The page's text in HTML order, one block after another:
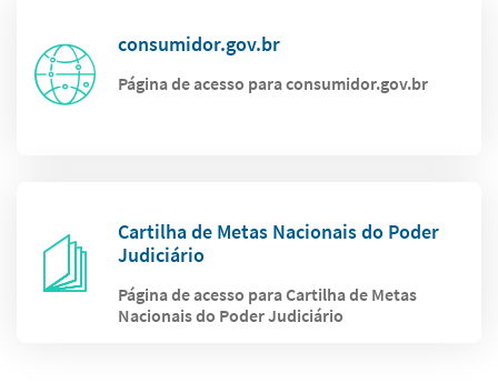
consumidor.gov.br
Página de acesso para consumidor.gov.br
Cartilha de Metas Nacionais do Poder
Judiciário
Página de acesso para Cartilha de Metas
Nacionais do Poder Judiciário